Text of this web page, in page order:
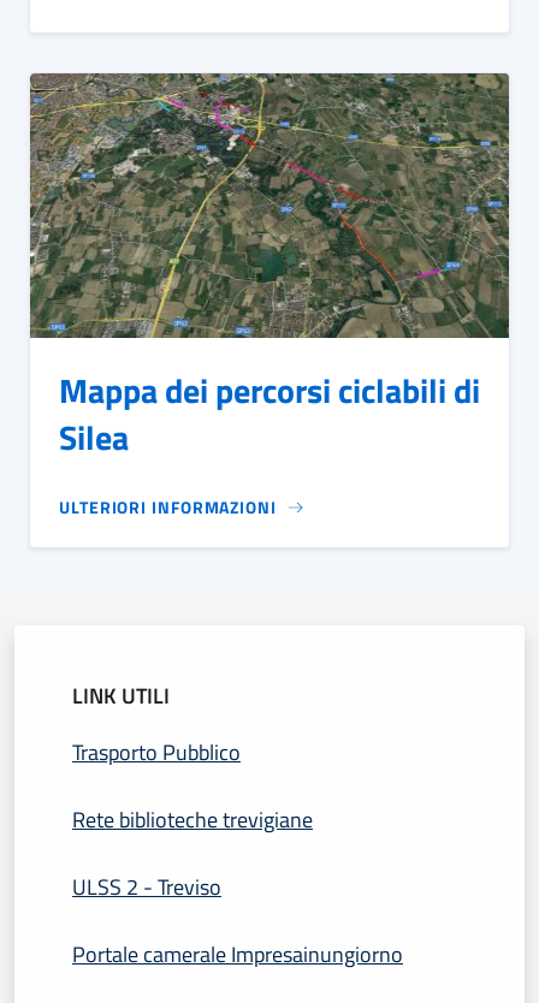
Mappa dei percorsi ciclabili di
Silea
ULTERIORI INFORMAZIONI
LINK UTILI
Trasporto Pubblico
Rete biblioteche trevigiane
ULSS 2 - Treviso
Portale camerale Impresainungiorno